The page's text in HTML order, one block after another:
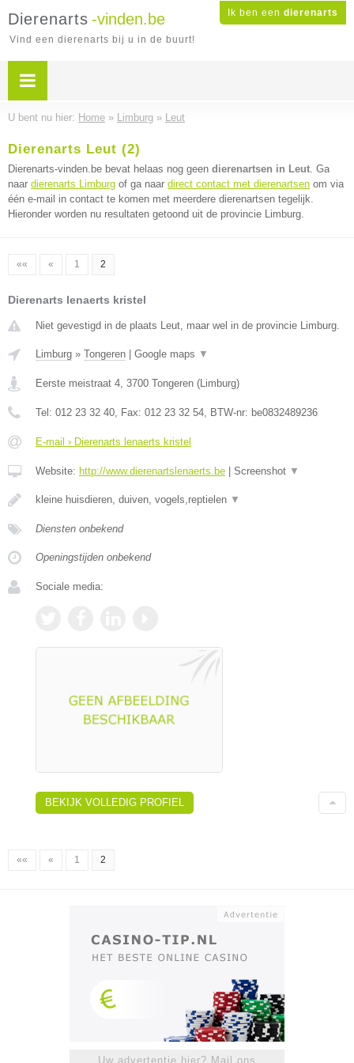
Ik ben een dierenarts
Dierenarts -vinden.be
Vind een dierenarts bij u in de buurt!
U bent nu hier: Home » Limburg » Leut
Dierenarts Leut (2)
Dierenarts-vinden.be bevat helaas nog geen dierenartsen in Leut. Ga
naar dierenarts Limburg of ga naar direct contact met dierenartsen om via
één e-mail in contact te komen met meerdere dierenartsen tegelijk.
Hieronder worden nu resultaten getoond uit de provincie Limburg.
«« « 1 2
Dierenarts lenaerts kristel
Niet gevestigd in de plaats Leut, maar wel in de provincie Limburg.
Limburg » Tongeren Google maps ▼
Eerste meistraat 4, 3700 Tongeren (Limburg)
Tel: 012 23 32 40, Fax: 012 23 32 54, BTW-nr: be0832489236
E-mail › Dierenarts lenaerts kristel
Website: http://www.dierenartslenaerts.be Screenshot ▼
kleine huisdieren, duiven, vogels,reptielen ▼
Diensten onbekend
Openingstijden onbekend
Sociale media:
BEKIJK VOLLEDIG PROFIEL
«« « 1 2
Uw advertentie hier? Mail ons